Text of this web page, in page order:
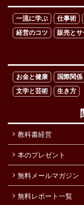
一流に学ぶ 仕事術
経営のコツ
販売とサ
お金と健康 国際関係
文学と芸術
生き方
教科書経営
本のプレゼント
無料メールマガジン
無料レポート一覧